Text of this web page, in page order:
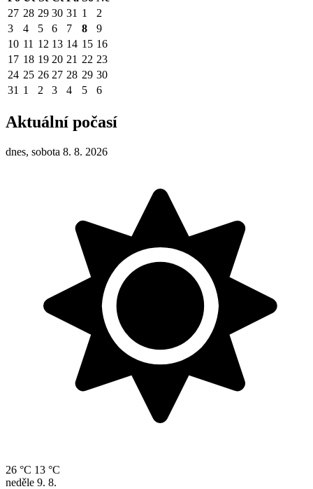
27 28 29 30 31 1
2
3
4 5 6 7 8
9
10 11 12 13 14 15 16
17 18 19 20 21 22 23
24 25 26 27 28 29 30
31 1 2 3 4 5 6
Aktuální počasí
dnes, sobota 8. 8. 2026
26 °C 13 °C
neděle 9. 8.